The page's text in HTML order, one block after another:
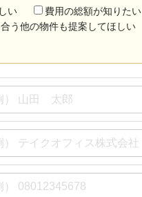
い 費用の総額が知りたい
う他の物件も提案してほしい